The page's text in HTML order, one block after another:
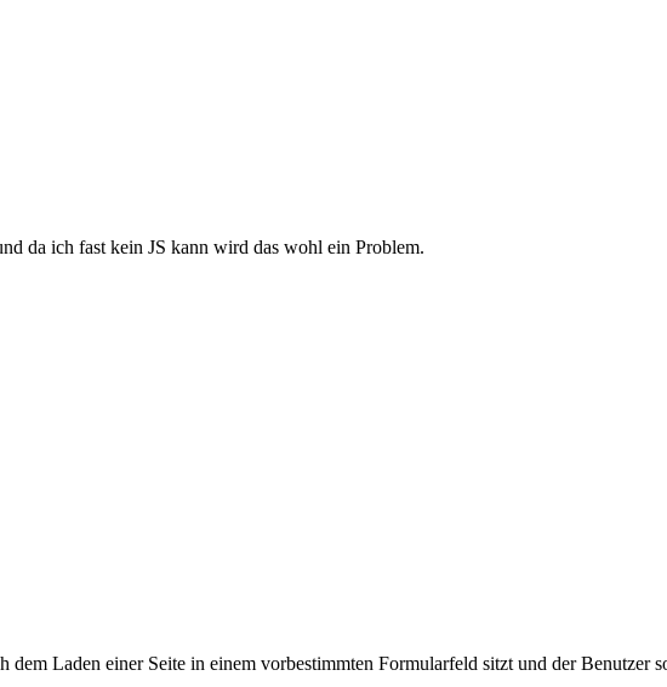
da ich fast kein JS kann wird das wohl ein Problem.
dem Laden einer Seite in einem vorbestimmten Formularfeld sitzt und der Benutzer